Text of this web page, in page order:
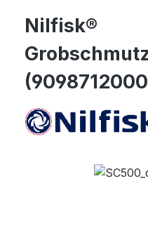
Nilfisk®
Bildergalerie